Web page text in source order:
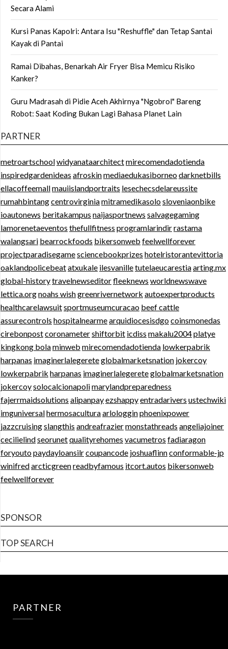
Secara Alami
Kursi Panas Kapolri: Antara Isu "Reshuffle" dan Tetap Santai
Kayak di Pantai
Ramai Dibahas, Benarkah Air Fryer Bisa Memicu Risiko
Kanker?
Guru Madrasah di Pidie Aceh Akhirnya "Ngobrol" Bareng
Robot: Saat Koding Bukan Lagi Bahasa Planet Lain
PARTNER
metroartschoolwidyanataarchitectmirecomendadotienda
inspiredgardenideas afroskinmediaedukasiborneodarknetbills
ellacoffeemallmauiislandportraits lesechecsdelareussite
rumahbintangcentrovirginiamitramedikasolosloveniaonbike
ioautonews beritakampus naijasportnews salvagegaming
lamorenetaeventos thefullfitness programlarindirrastama
walangsari bearrockfoods bikersonweb feelwellforever
projectparadisegamesciencebookprizes hotelristorantevittoria
oaklandpolicebeatatxukale ilesvanilletutelaeucarestiaarting.mx
global-historytravelnewseditorfleeknews worldnewswave
lettica.orgnoahs wishgreenrivernetwork autoexpertproducts
healthcarelawsuitsportmuseumcuracao beef cattle
assurecontrols hospitalnearmearquidiocesisdgocoinsmonedas
cirebonpostcoronametershiftorbit icdiss makalu2004platye
kingkong bolaminweb mirecomendadotienda lowkerpabrik
harpanas imaginerlalegereteglobalmarketsnation jokercoy
lowkerpabrik harpanas imaginerlalegereteglobalmarketsnation
jokercoysolocalcionapolimarylandpreparedness
fajerrmaidsolutions alipanpayezshappyentradarivers ustechwiki
imguniversalhermosaculturaarlologginphoenixpower
jazzcruisingslangthis andreafraziermonstathreads angeliajoiner
cecilielindseorunetqualityrehomes vacumetros fadiaragon
foryoutopaydayloansilrcoupancode joshuaflinnconformable-jp
winifredarcticgreenreadbyfamous itcort.autos bikersonweb
feelwellforever
SPONSOR
TOP SEARCH
PARTNER